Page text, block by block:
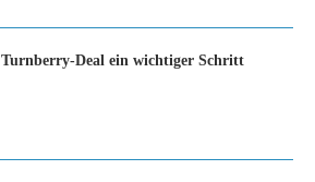
Turn­ber­ry-Deal ein wich­ti­ger Schritt